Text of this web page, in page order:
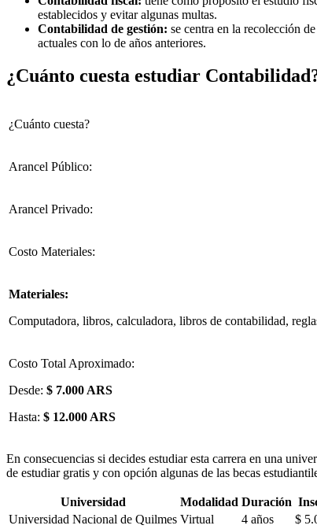
establecidos y evitar algunas multas.
Contabilidad de gestión: se centra en la recolección
actuales con lo de años anteriores.
¿Cuánto cuesta estudiar
¿Cuánto cuesta?
Arancel Público:
Arancel Privado:
Costo Materiales:
Materiales:
Computadora, libros, calculadora, libros de contabilidad,
Costo Total Aproximado:
Desde: $ 7.000 ARS
Hasta: $ 12.000 ARS
En consecuencias si decides estudiar esta carrera en una
de estudiar gratis y con opción algunas de las becas
Universidad Modalidad Duración
Universidad Nacional de Quilmes Virtual 4 años $